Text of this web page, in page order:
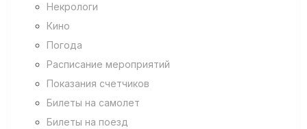
Некрологи
Кино
Погода
Расписание мероприятий
Показания счетчиков
Билеты на самолет
Билеты на поезд